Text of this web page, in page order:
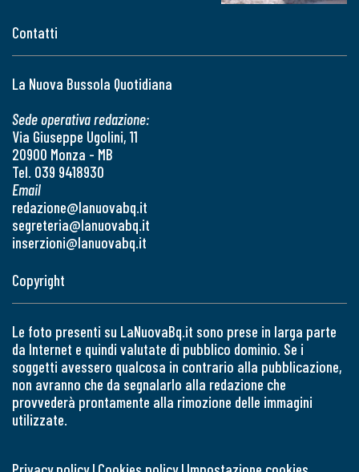
Contatti
La Nuova Bussola Quotidiana
Sede operativa redazione:
Via Giuseppe Ugolini, 11
20900 Monza - MB
Tel. 039 9418930
Email
redazione@lanuovabq.it
segreteria@lanuovabq.it
inserzioni@lanuovabq.it
Copyright
Le foto presenti su LaNuovaBq.it sono prese in larga parte
da Internet e quindi valutate di pubblico dominio. Se i
soggetti avessero qualcosa in contrario alla pubblicazione,
non avranno che da segnalarlo alla redazione che
provvederà prontamente alla rimozione delle immagini
utilizzate.